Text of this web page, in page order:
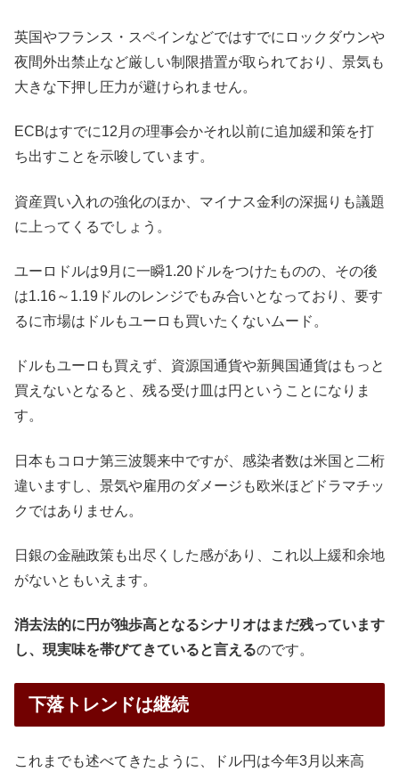
英国やフランス・スペインなどではすでにロックダウンや
夜間外出禁止など厳しい制限措置が取られており、景気も
大きな下押し圧力が避けられません。
ECBはすでに12月の理事会かそれ以前に追加緩和策を打
ち出すことを示唆しています。
資産買い入れの強化のほか、マイナス金利の深掘りも議題
に上ってくるでしょう。
ユーロドルは9月に一瞬1.20ドルをつけたものの、その後
は1.16～1.19ドルのレンジでもみ合いとなっており、要す
るに市場はドルもユーロも買いたくないムード。
ドルもユーロも買えず、資源国通貨や新興国通貨はもっと
買えないとなると、残る受け皿は円ということになりま
す。
日本もコロナ第三波襲来中ですが、感染者数は米国と二桁
違いますし、景気や雇用のダメージも欧米ほどドラマチッ
クではありません。
日銀の金融政策も出尽くした感があり、これ以上緩和余地
がないともいえます。
消去法的に円が独歩高となるシナリオはまだ残っています
し、現実味を帯びてきていると言えるのです。
下落トレンドは継続
これまでも述べてきたように、ドル円は今年3月以来高